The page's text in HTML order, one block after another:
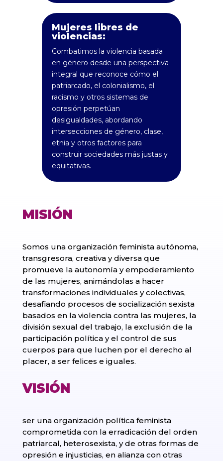
Mujeres libres de
violencias:
Combatimos la violencia basada
en género desde una perspectiva
integral que reconoce cómo el
patriarcado, el colonialismo, el
racismo y otros sistemas de
opresión perpetúan
desigualdades, abordando
intersecciones de género, clase,
etnia y otros factores para
construir sociedades más justas y
equitativas.
MISIÓN
Somos una organización feminista autónoma,
transgresora, creativa y diversa que
promueve la autonomía y empoderamiento
de las mujeres, animándolas a hacer
transformaciones individuales y colectivas,
desafiando procesos de socialización sexista
basados en la violencia contra las mujeres, la
división sexual del trabajo, la exclusión de la
participación política y el control de sus
cuerpos para que luchen por el derecho al
placer, a ser felices e iguales.
VISIÓN
ser una organización política feminista
comprometida con la erradicación del orden
patriarcal, heterosexista, y de otras formas de
opresión e injusticias, en alianza con otras